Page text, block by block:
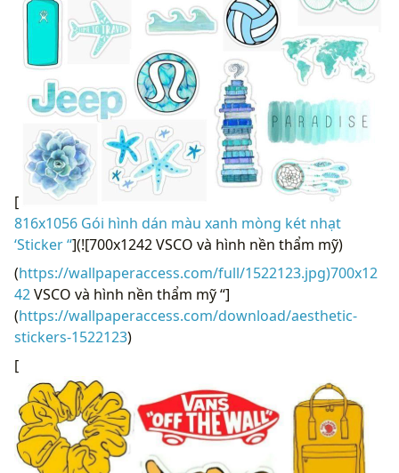
[
816x1056 Gói hình dán màu xanh mòng két nhạt
‘Sticker “](![700x1242 VSCO và hình nền thẩm mỹ)
(https://wallpaperaccess.com/full/1522123.jpg)700x12
42VSCO và hình nền thẩm mỹ “]
(https://wallpaperaccess.com/download/aesthetic-
stickers-1522123)
[